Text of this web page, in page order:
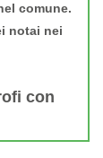
comune.
notai nei
con